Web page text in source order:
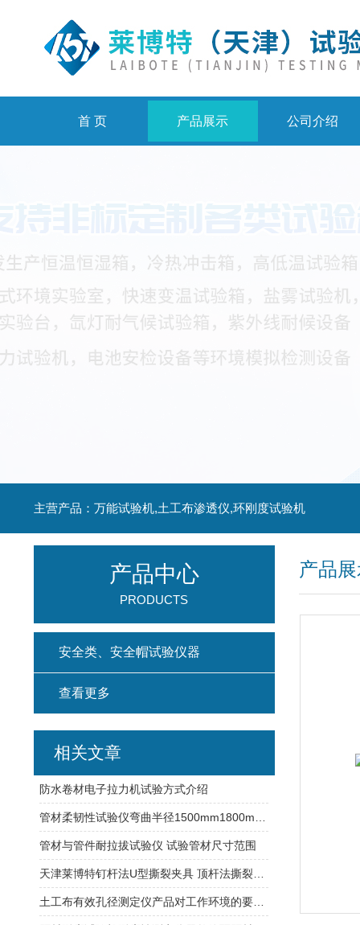
首 页 产品展示 公司介绍
主营产品：万能试验机,土工布渗透仪,环刚度试验机
产品
产品中心
PRODUCTS
安全类、安全帽试验仪器
查看更多
相关文章
防水卷材电子拉力机试验方式介绍
管材与管件耐拉拔试验仪 试验管材尺寸范围